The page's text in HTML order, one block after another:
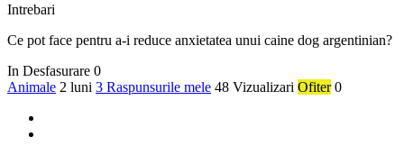
Intrebari
Ce pot face pentru a-i reduce anxietatea unui caine dog argentinian?
In Desfasurare 0
Animale 2 luni 3 Raspunsurile mele 48 Vizualizari Ofiter 0